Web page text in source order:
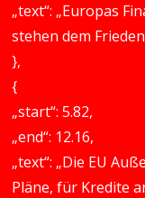
„text“: „Europas
stehen dem
},
{
„start“: 5.82,
„end“: 12.16,
„text“: „Die EU
Pläne, für Kredite